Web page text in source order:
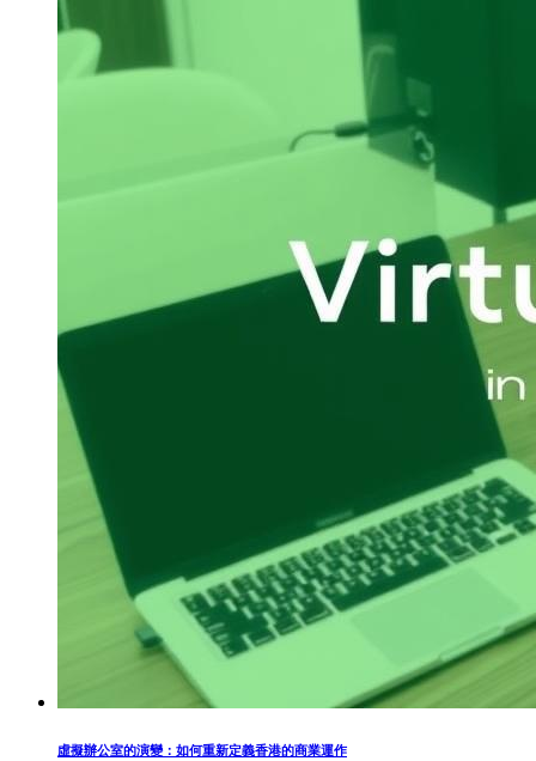
虛擬辦公室的演變：如何重新定義香港的商業運作